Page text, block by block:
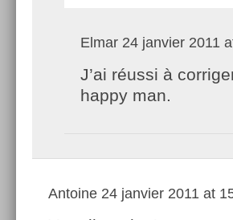
Elmar 24 janvier 2011
J’ai réussi à
happy man.
Antoine 24 janvier 2011 at